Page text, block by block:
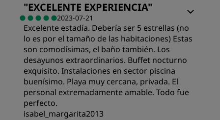
"EXCELENTE EXPERIENCIA"
2023-07-21
Excelente estadía. Debería ser 5 estrellas (no
lo es por el tamaño de las habitaciones) Estas
son comodísimas, el baño también. Los
desayunos extraordinarios. Buffet nocturno
exquisito. Instalaciones en sector piscina
buenísimo. Playa muy cercana, privada. El
personal extremadamente amable. Todo fue
perfecto.
isabel_margarita2013